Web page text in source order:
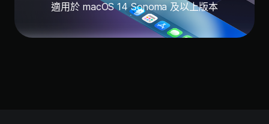
適用於 macOS 14 Sonoma 及以上版本